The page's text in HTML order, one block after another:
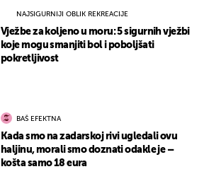
NAJSIGURNIJI OBLIK REKREACIJE
Vježbe za koljeno u moru: 5 sigurnih vježbi
koje mogu smanjiti bol i poboljšati
pokretljivost
BAŠ EFEKTNA
Kada smo na zadarskoj rivi ugledali ovu
haljinu, morali smo doznati odakle je –
košta samo 18 eura